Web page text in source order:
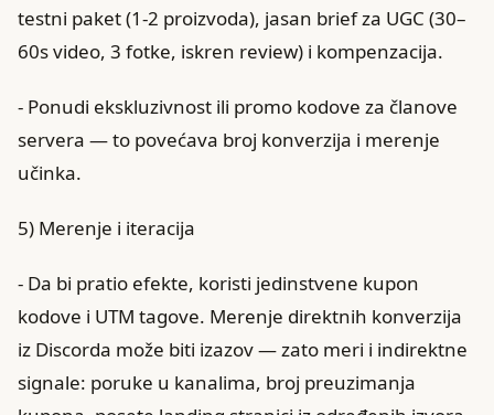
testni paket (1‑2 proizvoda), jasan brief za UGC (30–
60s video, 3 fotke, iskren review) i kompenzacija.
- Ponudi ekskluzivnost ili promo kodove za članove
servera — to povećava broj konverzija i merenje
učinka.
5) Merenje i iteracija
- Da bi pratio efekte, koristi jedinstvene kupon
kodove i UTM tagove. Merenje direktnih konverzija
iz Discorda može biti izazov — zato meri i indirektne
signale: poruke u kanalima, broj preuzimanja